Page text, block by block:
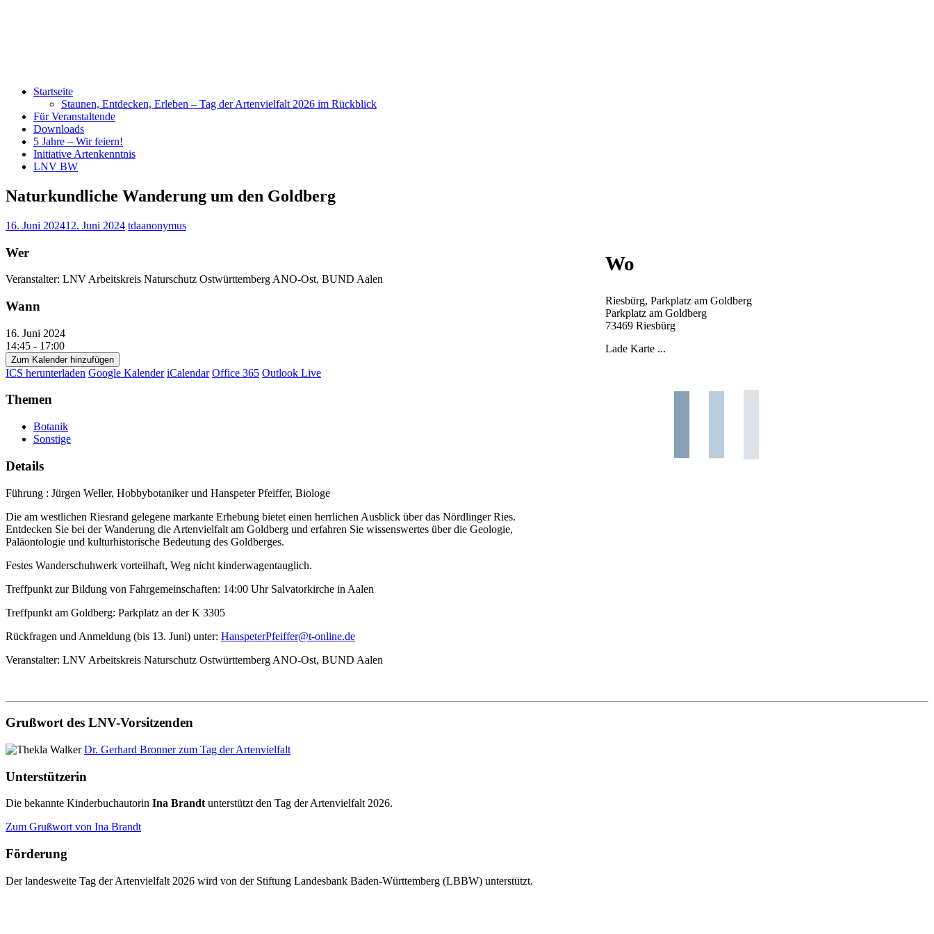
Startseite
Staunen, Entdecken, Erleben – Tag der Artenvielfalt 2026 im Rückblick
Für Veranstaltende
Downloads
5 Jahre – Wir feiern!
Initiative Artenkenntnis
LNV BW
Naturkundliche Wanderung um den Goldberg
16. Juni 202412. Juni 2024 tdaanonymus
Wer
Veranstalter: LNV Arbeitskreis Naturschutz Ostwürttemberg ANO-Ost, BUND Aalen
Wann
16. Juni 2024
14:45 - 17:00
Zum Kalender hinzufügen
ICS herunterladen Google Kalender iCalendar Office 365 Outlook Live
Themen
Botanik
Sonstige
Details
Führung : Jürgen Weller, Hobbybotaniker und Hanspeter Pfeiffer, Biologe
Die am westlichen Riesrand gelegene markante Erhebung bietet einen herrlichen Ausblick über das Nördlinger Ries.
Entdecken Sie bei der Wanderung die Artenvielfalt am Goldberg und erfahren Sie wissenswertes über die Geologie,
Paläontologie und kulturhistorische Bedeutung des Goldberges.
Festes Wanderschuhwerk vorteilhaft, Weg nicht kinderwagentauglich.
Treffpunkt zur Bildung von Fahrgemeinschaften: 14:00 Uhr Salvatorkirche in Aalen
Treffpunkt am Goldberg: Parkplatz an der K 3305
Rückfragen und Anmeldung (bis 13. Juni) unter: HanspeterPfeiffer@t-online.de
Veranstalter: LNV Arbeitskreis Naturschutz Ostwürttemberg ANO-Ost, BUND Aalen
Wo
Riesbürg, Parkplatz am Goldberg
Parkplatz am Goldberg
73469 Riesbürg
Lade Karte ...
Grußwort des LNV-Vorsitzenden
Dr. Gerhard Bronner zum Tag der Artenvielfalt
Unterstützerin
Die bekannte Kinderbuchautorin Ina Brandtunterstützt den Tag der Artenvielfalt 2026.
Zum Grußwort von Ina Brandt
Förderung
Der landesweite Tag der Artenvielfalt 2026 wird von der Stiftung Landesbank Baden-Württemberg (LBBW) unterstützt.